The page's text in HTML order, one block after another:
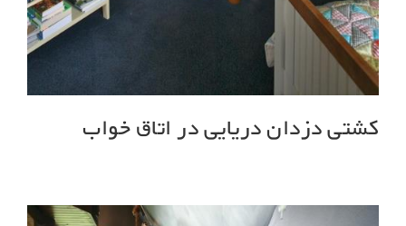
کشتی دزدان دریایی در اتاق خواب